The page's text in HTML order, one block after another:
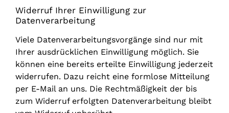
Widerruf Ihrer Einwilligung zur
Datenverarbeitung
Viele Datenverarbeitungsvorgänge sind nur mit
Ihrer ausdrücklichen Einwilligung möglich. Sie
können eine bereits erteilte Einwilligung jederzeit
widerrufen. Dazu reicht eine formlose Mitteilung
per E-Mail an uns. Die Rechtmäßigkeit der bis
zum Widerruf erfolgten Datenverarbeitung bleibt